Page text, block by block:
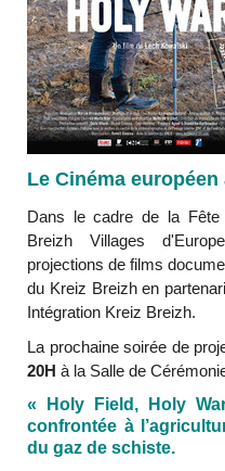
Le Cinéma
Dans le cadre de la Fête
Breizh Villages
projections de films
du Kreiz Breizh en
Intégration Kreiz Breizh.
La prochaine soirée de
20H à la Salle de
« Holy Field, Holy
confrontée à
du gaz de schiste.